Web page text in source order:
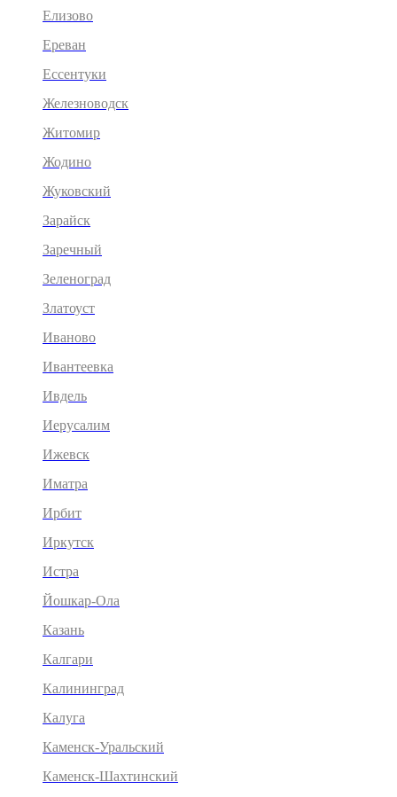
Елизово
Ереван
Ессентуки
Железноводск
Житомир
Жодино
Жуковский
Зарайск
Заречный
Зеленоград
Златоуст
Иваново
Ивантеевка
Ивдель
Иерусалим
Ижевск
Иматра
Ирбит
Иркутск
Истра
Йошкар-Ола
Казань
Калгари
Калининград
Калуга
Каменск-Уральский
Каменск-Шахтинский